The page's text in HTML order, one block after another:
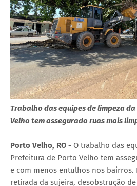
Trabalho das equipes de limpeza
Velho tem assegurado ruas mais
Porto Velho, RO - O trabalho das
Prefeitura de Porto Velho tem
e com menos entulhos nos bairros.
retirada da sujeira, desobstrução